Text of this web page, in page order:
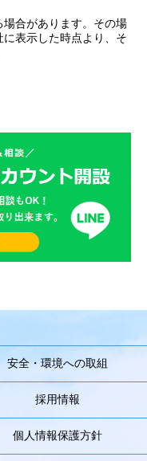
合があります。その場
表示した時点より、そ
安全・環境への取組
採用情報
個人情報保護方針